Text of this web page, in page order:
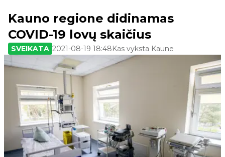
Kauno regione didinamas
COVID-19 lovų skaičius
SVEIKATA 2021-08-19 18:48Kas vyksta Kaune